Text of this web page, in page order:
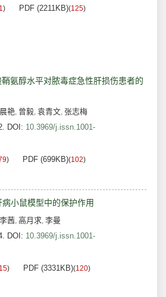
) PDF (2211KB)(125)
氨醇水平对脓毒症急性肝损伤患者的
艳, 曾毅, 袁青文, 张志梅
DOI: 10.3969/j.issn.1001-
) PDF (699KB)(102)
小鼠模型中的保护作用
李茜, 高月求, 李曼
DOI: 10.3969/j.issn.1001-
) PDF (3331KB)(120)